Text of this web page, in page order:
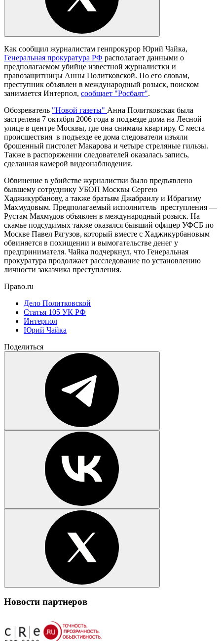
Как сообщил журналистам генпрокурор Юрий Чайка,
Генеральная прокуратура РФ располагает данными о
предполагаемом убийце известной журналистки и
правозащитницы Анны Политковской. По его словам,
преступник объявлен в международный розыск, поиском
занимается Интерпол, сообщает "Росбалт".
Обозреватель "Новой газеты" Анна Политковская была
застрелена 7 октября 2006 года в подъезде дома на Лесной
улице в центре Москвы, где она снимала квартиру. С места
происшествия в подъезде ее дома следователи изъяли
брошенный пистолет Макарова и четыре стреляные гильзы.
Также в распоряжении следователей оказалась запись,
сделанная камерой видеонаблюдения.
Обвинение в убийстве журналистки было предъявлено
бывшему сотруднику УБОП Москвы Сергею
Хаджикурбанову, а также братьям Джабраилу и Ибрагиму
Махмудовым. Предполагаемый исполнитель преступления —
Рустам Махмудов объявлен в международный розыск. На
скамье подсудимых также оказался бывший офицер УФСБ по
Москве Павел Рягузов, который вместе с Хаджикурбановым
обвиняется в похищении и вымогательстве денег у
предпринимателя. Чайка подчеркнул, что Генеральная
прокуратура продолжает расследование по установлению
личности заказчика преступления.
Право.ru
Дело Политковской
Статья 105 УК РФ
Интерпол
Юрий Чайка
Поделиться
Новости партнеров